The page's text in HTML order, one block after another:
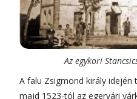
Az egykori
A falu Zsigmond király idején
majd 1523-tól az egervári